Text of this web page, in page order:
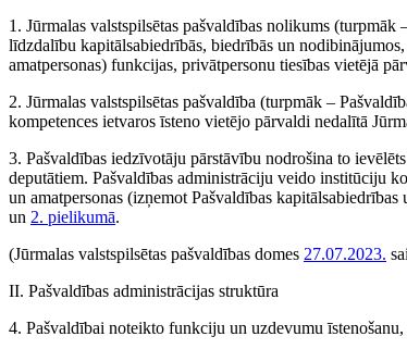
1. Jūrmalas valstspilsētas pašvaldības nolikums
līdzdalību kapitālsabiedrībās, biedrībās un
amatpersonas) funkcijas, privātpersonu tiesības vietējā
2. Jūrmalas valstspilsētas pašvaldība (turpmāk –
kompetences ietvaros īsteno vietējo pārvaldi nedalītā
3. Pašvaldības iedzīvotāju pārstāvību nodrošina to
deputātiem. Pašvaldības administrāciju veido institūciju
un amatpersonas (izņemot Pašvaldības
un 2. pielikumā.
(Jūrmalas valstspilsētas pašvaldības domes 27.07.2023.
II. Pašvaldības administrācijas struktūra
4. Pašvaldībai noteikto funkciju un uzdevumu